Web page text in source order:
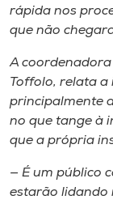
rápida nos
que não
A
Toffolo, relata a
principalmente
no que tange à
que a própria
— É um público
estarão lidando